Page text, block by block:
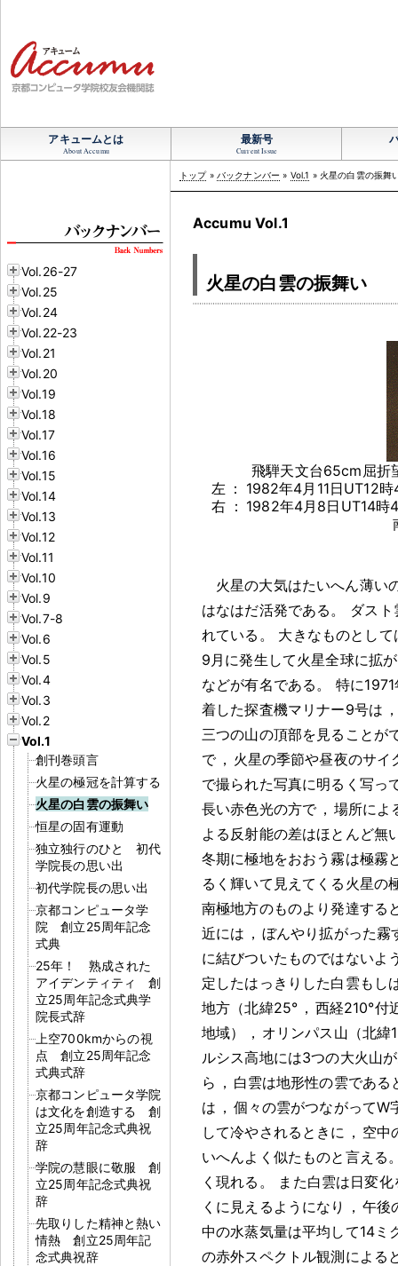
アキュームとは
About Accumu
最新号
Current Issue
Vol.26-27
Vol.25
Vol.24
Vol.22-23
Vol.21
Vol.20
Vol.19
Vol.18
Vol.17
Vol.16
Vol.15
Vol.14
Vol.13
Vol.12
Vol.11
Vol.10
Vol.9
Vol.7-8
Vol.6
Vol.5
Vol.4
Vol.3
Vol.2
Vol.1
創刊巻頭言
火星の極冠を計算する
火星の白雲の振舞い
恒星の固有運動
独立独行のひと 初代
学院長の思い出
初代学院長の思い出
京都コンピュータ学
院 創立25周年記念
式典
25年！ 熟成された
アイデンティティ 創
立25周年記念式典学
院長式辞
上空700kmからの視
点 創立25周年記念
式典式辞
京都コンピュータ学院
は文化を創造する 創
立25周年記念式典祝
辞
学院の慧眼に敬服 創
立25周年記念式典祝
辞
先取りした精神と熱い
情熱 創立25周年記
念式典祝辞
トップ» バックナンバー » Vol.1 » 火星の白雲の振舞
Accumu Vol.1
火星の白雲の振舞い
飛騨天文台65cm屈折
左 ： 1982年4月11日UT12
右 ： 1982年4月8日UT14時
火星の大気はたいへん薄い
はなはだ活発である 。
ダス
れている 。
大きなものとし
9月に発生して火星全球に拡
などが有名である 。
特に
着した探査機マリナー9号は ，
三つの山の頂部を見ることが
で ， 火星の季節や昼夜のサ
で撮られた写真に明るく写っ
長い赤色光の方で ， 場所によ
よる反射能の差はほとんど無
冬期に極地をおおう霧は極霧
るく輝いて見えてくる火星の
南極地方のものより発達する
近には ， ぼんやり拡がった霧
に結びついたものではないよ
定したはっきりした白雲もし
地方（北緯25° ， 西経210°付
地域）
， オリンパス山（北緯
ルシス高地には3つの大火山
ら ， 白雲は地形性の雲である
は ， 個々の雲がつながってW
して冷やされるときに ， 空中
いへんよく似たものと言える
く現れる 。
また白雲は日変
くに見えるようになり
， 午後
中の水蒸気量は平均して14ミ
の赤外スペクトル観測による